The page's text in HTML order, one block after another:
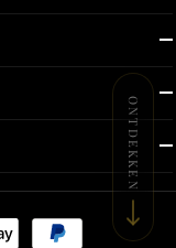
ONTDEKKEN